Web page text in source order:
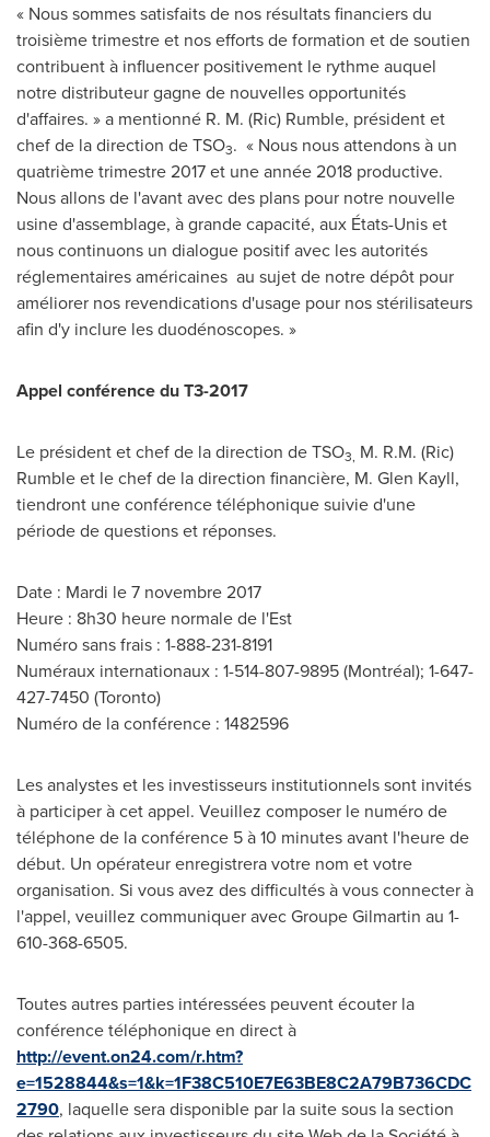
« Nous sommes satisfaits de nos résultats financiers du
troisième trimestre et nos efforts de formation et de soutien
contribuent à influencer positivement le rythme auquel
notre distributeur gagne de nouvelles opportunités
d'affaires. » a mentionné R. M. (Ric) Rumble, président et
chef de la direction de TSO3. « Nous nous attendons à un
quatrième trimestre2017 et une année 2018 productive.
Nous allons de l'avant avec des plans pour notre nouvelle
usine d'assemblage, à grande capacité, aux États-Unis et
nous continuons un dialogue positif avec les autorités
réglementaires américaines au sujet de notre dépôt pour
améliorer nos revendications d'usage pour nos stérilisateurs
afin d'y inclure les duodénoscopes. »
Appel conférence du T3-2017
Le président et chef de la direction de TSO3, M. R.M. (Ric)
Rumbleet le chef de la direction financière, M. Glen Kayll,
tiendront une conférence téléphonique suivie d'une
période de questions et réponses.
Date : Mardi le 7 novembre 2017
Heure : 8h30 heure normale de l'Est
Numéro sans frais : 1-888-231-8191
Numéraux internationaux : 1-514-807-9895 (Montréal); 1-647-
427-7450 (Toronto)
Numéro de la conférence : 1482596
Les analystes et les investisseurs institutionnels sont invités
à participer à cet appel. Veuillez composer le numéro de
téléphone de la conférence 5 à 10 minutes avant l'heure de
début. Un opérateur enregistrera votre nom et votre
organisation. Si vous avez des difficultés à vous connecter à
l'appel, veuillez communiquer avec Groupe Gilmartin au 1-
610-368-6505.
Toutes autres parties intéressées peuvent écouter la
conférence téléphonique en direct à
http://event.on24.com/r.htm?
e=1528844&s=1&k=1F38C510E7E63BE8C2A79B736CDC
2790, laquelle sera disponible par la suite sous la section